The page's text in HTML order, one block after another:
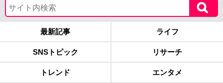
最新記事 ライフ
SNSトピック リサーチ
トレンド エンタメ